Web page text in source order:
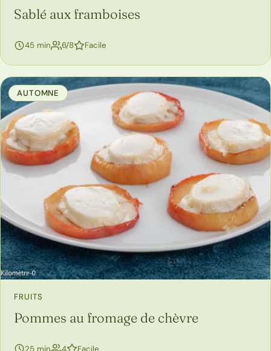
Sablé aux framboises
45 min 6/8personnes
Facile
AUTOMNE
FRUITS
Pommes au fromage de chèvre
25 min 4personnes
Facile